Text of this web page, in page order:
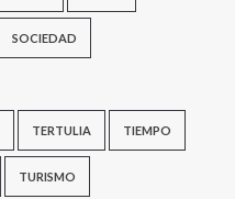
SOCIEDAD
TERTULIA TIEMPO
TURISMO